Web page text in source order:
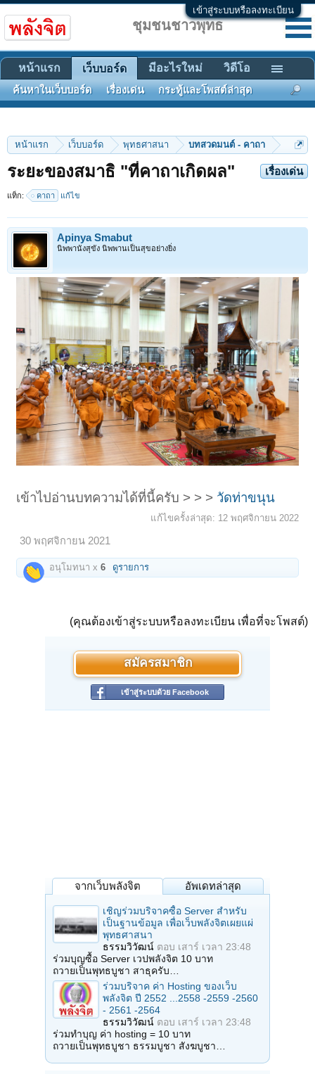
เข้าสู่ระบบหรือลงทะเบียน
หน้าแรก เว็บบอร์ด พุทธศาสนา บทสวดมนต์ - คาถา
เรื่องเด่น
ระยะของสมาธิ "ที่คาถาเกิดผล"
แท็ก: คาถา แก้ไข
Apinya Smabut
นิพพานังสุขัง นิพพานเป็นสุขอย่างยิ่ง
เข้าไปอ่านบทความได้ที่นี้ครับ > > > วัดท่าขนุน
แก้ไขครั้งล่าสุด: 12 พฤศจิกายน 2022
30 พฤศจิกายน 2021
อนุโมทนา x6 ดูรายการ
(คุณต้องเข้าสู่ระบบหรือลงทะเบียน เพื่อที่จะโพสต์)
สมัครสมาชิก
เข้าสู่ระบบด้วย Facebook
จากเว็บพลังจิต อัพเดทล่าสุด
เชิญร่วมบริจาคซื้อ Server สำหรับ
เป็นฐานข้อมูล เพื่อเว็บพลังจิตเผยแผ่
พุทธศาสนา
ธรรมวิวัฒน์ ตอบ เสาร์ เวลา 23:48
ร่วมบุญซื้อ Server เวปพลังจิต 10 บาท
ถวายเป็นพุทธบูชา สาธุครับ…
ร่วมบริจาค ค่า Hosting ของเว็บ
พลังจิต ปี 2552 ...2558 -2559 -2560
- 2561 -2564
ธรรมวิวัฒน์ ตอบ เสาร์ เวลา 23:48
ร่วมทำบุญ ค่า hosting = 10 บาท
ถวายเป็นพุทธบูชา ธรรมบูชา สังฆบูชา…
ชุมชนชาวพุทธ
หน้าแรก เว็บบอร์ด
ค้นหาในเว็บบอร์ด เรื่องเด่น กระทู้และโพสต์ล่าสุด
มีอะไรใหม่ วิดีโอ